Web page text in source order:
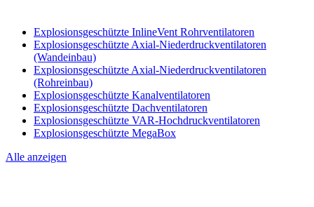
Explosionsgeschützte InlineVent Rohrventilatoren
Explosionsgeschützte Axial-Niederdruckventilatoren
(Wandeinbau)
Explosionsgeschützte Axial-Niederdruckventilatoren
(Rohreinbau)
Explosionsgeschützte Kanalventilatoren
Explosionsgeschützte Dachventilatoren
Explosionsgeschützte VAR-Hochdruckventilatoren
Explosionsgeschützte MegaBox
Alle anzeigen